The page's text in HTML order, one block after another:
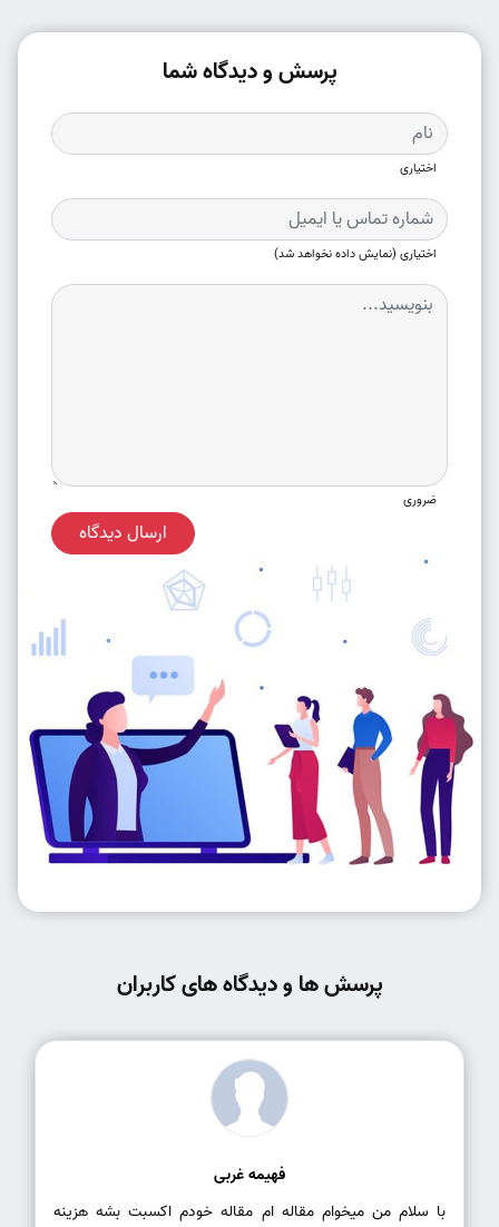
پرسش و دیدگاه شما
اختیاری
اختیاری (نمایش داده نخواهد شد)
ضروری
ارسال دیدگاه
پرسش ها و دیدگاه های کاربران
فهیمه غربی
با سلام من میخوام مقاله ام مقاله خودم اکسبت بشه هزینه